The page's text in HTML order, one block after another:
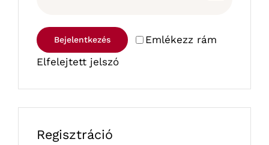
Emlékezz rám
Bejelentkezés
Elfelejtett jelszó
Regisztráció